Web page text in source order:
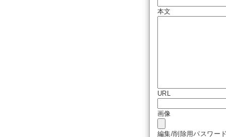
本文
URL
画像
編集/削除用パスワー